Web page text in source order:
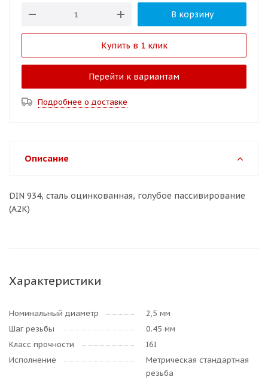
В корзину
Купить в 1 клик
Перейти к вариантам
Подробнее о доставке
Описание
DIN 934, сталь оцинкованная, голубое пассивирование
(A2K)
Характеристики
Номинальный диаметр
2,5 мм
Шаг резьбы
0.45 мм
Класс прочности
I6I
Исполнение
Метрическая стандартная
резьба